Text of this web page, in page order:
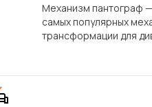
Механизм пантограф
самых популярных
трансформации для
сиденье не